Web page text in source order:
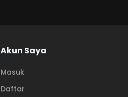
Akun Saya
Masuk
Daftar